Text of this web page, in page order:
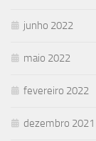
junho 2022
maio 2022
fevereiro 2022
dezembro 2021